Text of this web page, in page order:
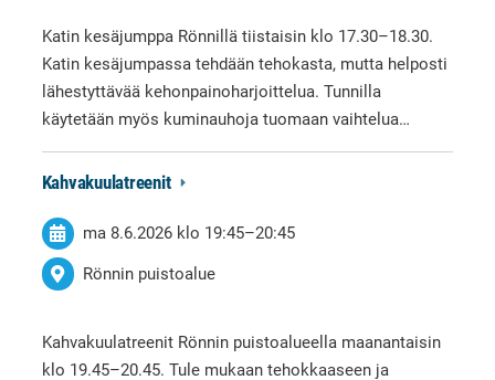
Katin kesäjumppa Rönnillä tiistaisin klo 17.30–18.30.
Katin kesäjumpassa tehdään tehokasta, mutta helposti
lähestyttävää kehonpainoharjoittelua. Tunnilla
käytetään myös kuminauhoja tuomaan vaihtelua…
Kahvakuulatreenit
ma 8.6.2026 klo 19:45–20:45
Rönnin puistoalue
Kahvakuulatreenit Rönnin puistoalueella maanantaisin
klo 19.45–20.45. Tule mukaan tehokkaaseen ja